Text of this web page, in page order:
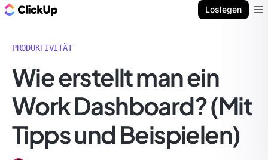
Loslegen
PRODUKTIVITÄT
Wie erstellt man ein
Work Dashboard? (Mit
Tipps und Beispielen)